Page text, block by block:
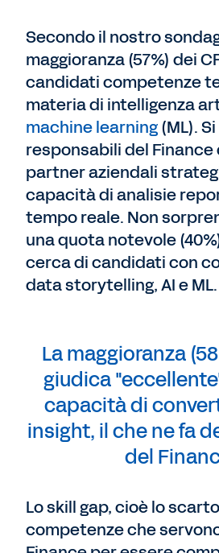
Secondo il nostro
maggioranza (57%) dei
candidati competenze
materia di intelligenza
machine learning(ML).
responsabili del
partner aziendali
capacità di analisie
tempo reale. Non
una quota notevole
cerca di candidati con
data storytelling, AI e ML.
La maggioranza
giudica
capacità di
insight, il che ne fa
del
Lo skill gap, cioè lo
competenze che